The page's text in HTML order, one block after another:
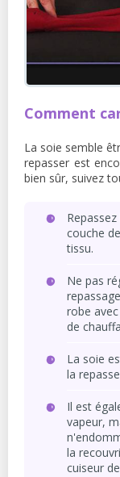
Comment
La soie semble
repasser est
bien sûr, suivez
couche
tissu.
Ne pas
robe
de
La soie
la
Il est
vapeur,
la
cuiseur